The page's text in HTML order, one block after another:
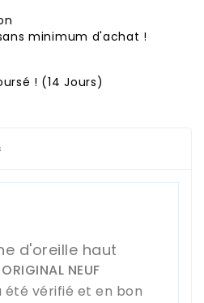
sans minimum d'achat !
! (14 Jours)
d'oreille haut
NEUF
été vérifié et en bon